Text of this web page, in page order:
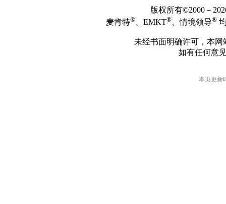
版权所有©2000－
麦肯特® 、EMKT® 、情境领导®
未经书面明确许可，本
如有任何意
本页更新